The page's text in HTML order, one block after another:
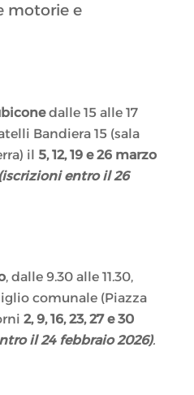
motorie e
dalle 15 alle 17
Bandiera 15 (sala
il 5, 12, 19 e 26 marzo
(iscrizioni entro il 26
, dalle 9.30 alle 11.30,
comunale (Piazza
2, 9, 16, 23, 27 e 30
il 24 febbraio 2026).